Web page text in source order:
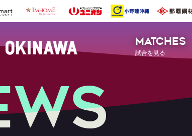
MATCHES
試合を見る